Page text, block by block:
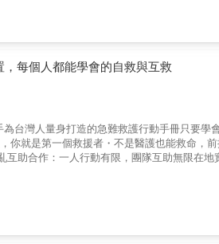
是第三期，要盡量延長、不要進入第四期！
一次就見效！ 【消除痠痛】：腰痛／肩膀僵硬
廓線鬆弛／眼瞼下垂／上臂、背部鬆弛 ●本書特色 1. 按摩30秒
很有效，我買來當作居家教科書參考。書中
月後，手臂圍變細2公分！太感謝了！
每個人都能學會的自救與互救
台灣人量身打造的急難救護行動手冊只要學
你就是第一個救援者・不是醫護也能救命，
互助合作：一人行動有限，團隊互助無限在
基本的家庭與社區生存準備本書特色• 揭露
台灣醫療體系的脆弱點與限制，讓應變計畫
維持呼吸道、避免失溫。 • 實用行動指南：